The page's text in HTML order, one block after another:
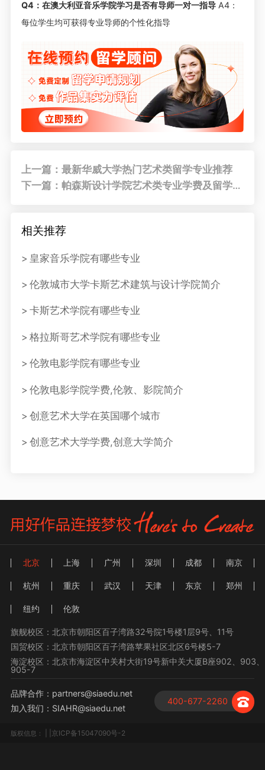
Q4：在澳大利亚音乐学院学习是否有导师一对一指导A4：
每位学生均可获得专业导师的个性化指导
上一篇：最新华威大学热门艺术类留学专业推荐
下一篇：帕森斯设计学院艺术类专业学费及留学成本一览
相关推荐
皇家音乐学院有哪些专业
伦敦城市大学卡斯艺术建筑与设计学院简介
卡斯艺术学院有哪些专业
格拉斯哥艺术学院有哪些专业
伦敦电影学院有哪些专业
伦敦电影学院学费,伦敦、影院简介
创意艺术大学在英国哪个城市
创意艺术大学学费,创意大学简介
北京 上海 广州 深圳 成都 南京
杭州 重庆 武汉 天津 东京 郑州
纽约 伦敦
旗舰校区：北京市朝阳区百子湾路32号院1号楼1层9号、11号
国贸校区：北京市朝阳区百子湾路苹果社区北区6号楼5-7
海淀校区：北京市海淀区中关村大街19号新中关大厦B座902、903、
905-7
400-677-2260
品牌合作：partners@siaedu.net
加入我们：SIAHR@siaedu.net
版权信息： | |京ICP备15047090号-2